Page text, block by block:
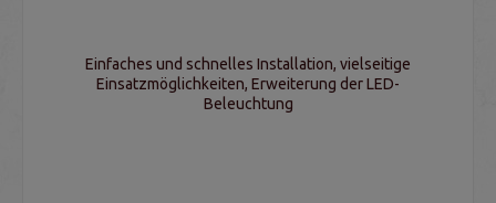
Einfaches und schnelles Installation, vielseitige
Einsatzmöglichkeiten, Erweiterung der LED-
Beleuchtung